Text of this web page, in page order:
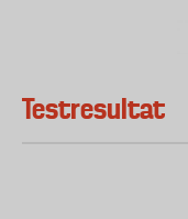
Testresultat